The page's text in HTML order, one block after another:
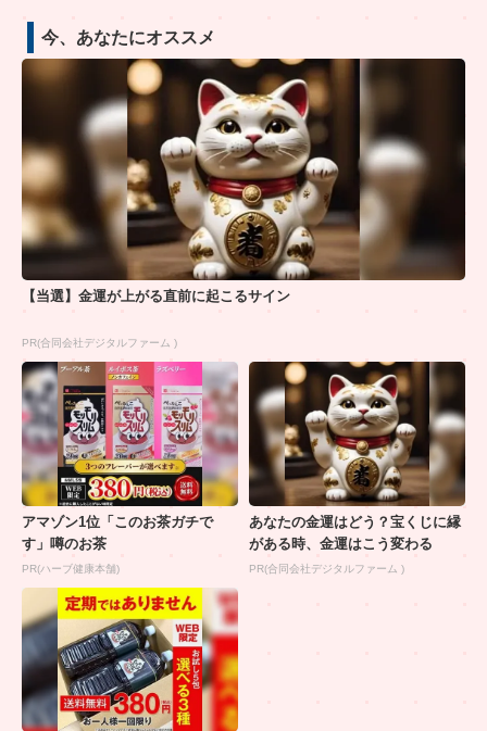
今、あなたにオススメ
【当選】金運が上がる直前に起こるサイン
PR(合同会社デジタルファーム )
アマゾン1位「このお茶ガチで
す」噂のお茶
PR(ハーブ健康本舗)
あなたの金運はどう？宝くじに縁
がある時、金運はこう変わる
PR(合同会社デジタルファーム )